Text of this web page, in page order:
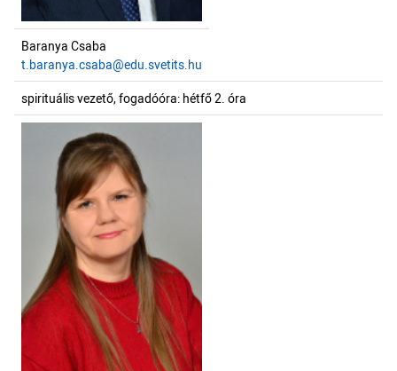
Baranya Csaba
t.baranya.csaba@edu.svetits.hu
spirituális vezető, fogadóóra: hétfő 2. óra